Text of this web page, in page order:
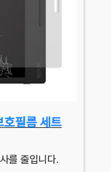
호필름 세트
를 줄입니다.